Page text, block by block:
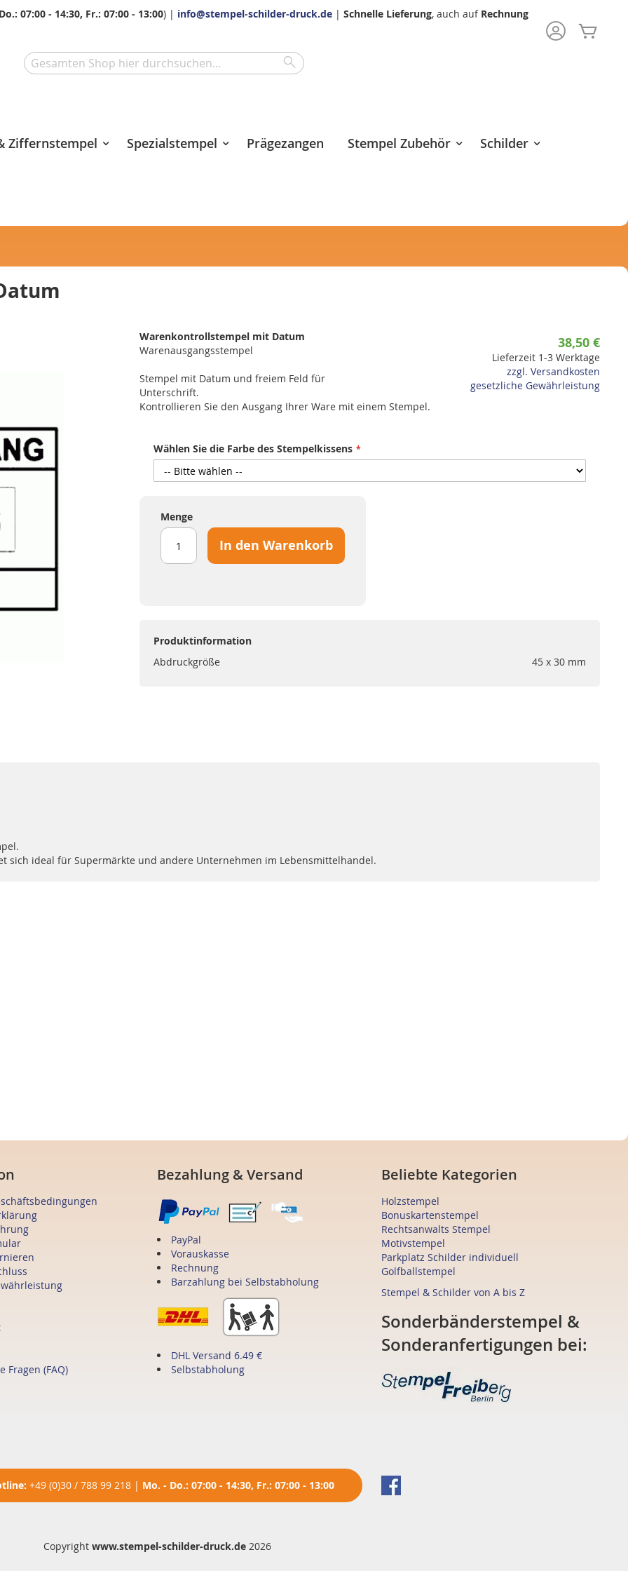
07:00 - 14:30, Fr.: 07:00 - 13:00) | info@stempel-schilder-druck.de | Schnelle Lieferung, auch auf Rechnung
Search
Ziffernstempel Spezialstempel Prägezangen Stempel Zubehör Schilder
38,50 €
Lieferzeit 1-3 Werktage
zzgl. Versandkosten
gesetzliche Gewährleistung
Warenkontrollstempel mit Datum
Warenausgangsstempel
Stempel mit Datum und freiem Feld für
Unterschrift.
Kontrollieren Sie den Ausgang Ihrer Ware mit einem Stempel.
Wählen Sie die Farbe des Stempelkissens
Menge
In den Warenkorb
Produktinformation
Abdruckgröße
45 x 30 mm
sich ideal für Supermärkte und andere Unternehmen im Lebensmittelhandel.
Fragen (FAQ)
Bezahlung & Versand
PayPal
Vorauskasse
Rechnung
Barzahlung bei Selbstabholung
DHL Versand 6.49 €
Selbstabholung
Beliebte Kategorien
Holzstempel
Bonuskartenstempel
Rechtsanwalts Stempel
Motivstempel
Parkplatz Schilder individuell
Golfballstempel
Stempel & Schilder von A bis Z
Sonderbänderstempel &
Sonderanfertigungen bei:
+49 (0)30 / 788 99 218 | Mo. - Do.: 07:00 - 14:30, Fr.: 07:00 - 13:00
Copyright www.stempel-schilder-druck.de2026